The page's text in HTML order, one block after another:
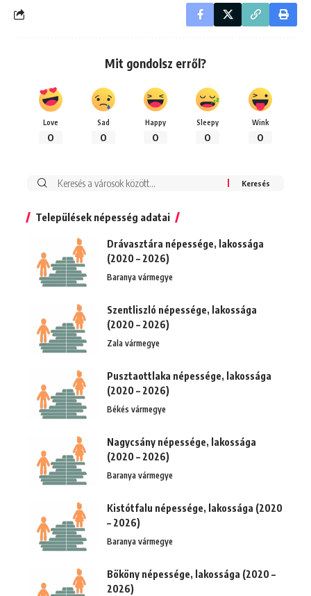
Mit gondolsz erről?
Love
0
Sad
0
Happy
0
Sleepy
0
Wink
0
Keresés:
Települések népesség adatai
Drávasztára népessége, lakossága
(2020 – 2026)
Baranya vármegye
Szentliszló népessége, lakossága
(2020 – 2026)
Zala vármegye
Pusztaottlaka népessége, lakossága
(2020 – 2026)
Békés vármegye
Nagycsány népessége, lakossága
(2020 – 2026)
Baranya vármegye
Kistótfalu népessége, lakossága (2020
– 2026)
Baranya vármegye
Bököny népessége, lakossága (2020 –
2026)